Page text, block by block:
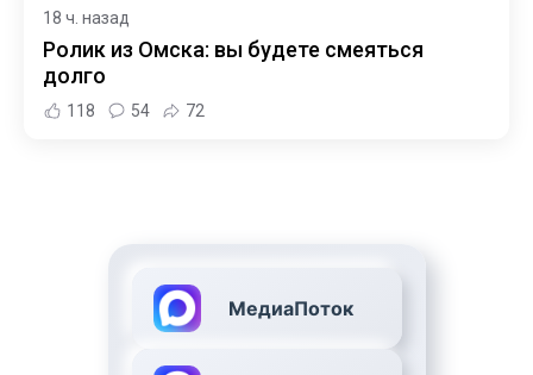
18 ч. назад
Ролик из Омска: вы будете смеяться
долго
118 54 72
МедиаПоток